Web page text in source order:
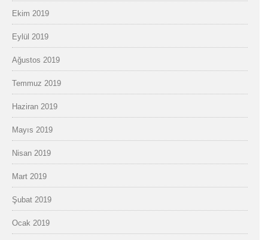
Ekim 2019
Eylül 2019
Ağustos 2019
Temmuz 2019
Haziran 2019
Mayıs 2019
Nisan 2019
Mart 2019
Şubat 2019
Ocak 2019